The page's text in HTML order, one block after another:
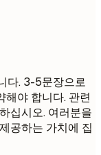
다. 3-5문장으로
해야 합니다. 관련
십시오. 여러분을
공하는 가치에 집